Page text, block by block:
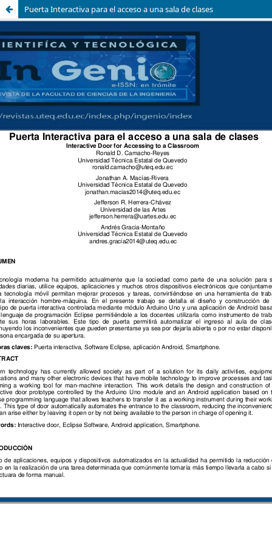
Puerta Interactiva para el acceso a una sala de clases